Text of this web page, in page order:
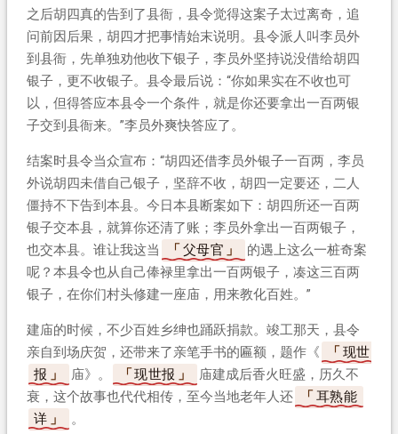
之后胡四真的告到了县衙，县令觉得这案子太过离奇，追
问前因后果，胡四才把事情始末说明。县令派人叫李员外
到县衙，先单独劝他收下银子，李员外坚持说没借给胡四
银子，更不收银子。县令最后说：“你如果实在不收也可
以，但得答应本县令一个条件，就是你还要拿出一百两银
子交到县衙来。”李员外爽快答应了。
结案时县令当众宣布：“胡四还借李员外银子一百两，李员
外说胡四未借自己银子，坚辞不收，胡四一定要还，二人
僵持不下告到本县。今日本县断案如下：胡四所还一百两
银子交本县，就算你还清了账；李员外拿出一百两银子，
也交本县。谁让我这当
父母官
的遇上这么一桩奇案
呢？本县令也从自己俸禄里拿出一百两银子，凑这三百两
银子，在你们村头修建一座庙，用来教化百姓。”
建庙的时候，不少百姓乡绅也踊跃捐款。竣工那天，县令
亲自到场庆贺，还带来了亲笔手书的匾额，题作《
现世
报
庙》。 现世报
庙建成后香火旺盛，历久不
衰，这个故事也代代相传，至今当地老年人还
耳熟能
详
。